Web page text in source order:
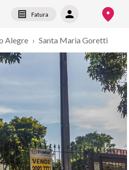
Fatura
Alegre › Santa Maria Goretti